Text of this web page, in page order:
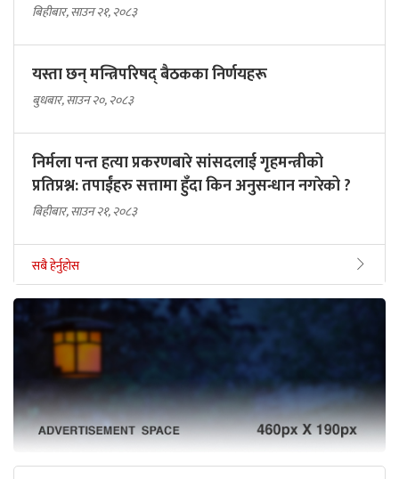
बिहीबार, साउन २१, २०८३
यस्ता छन् मन्त्रिपरिषद् बैठकका निर्णयहरू
बुधबार, साउन २०, २०८३
निर्मला पन्त हत्या प्रकरणबारे सांसदलाई गृहमन्त्रीको
प्रतिप्रश्न: तपाईंहरु सत्तामा हुँदा किन अनुसन्धान नगरेको ?
बिहीबार, साउन २१, २०८३
सबै हेर्नुहोस